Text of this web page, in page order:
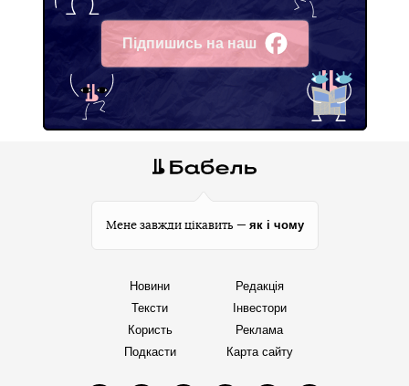
Підпишись на наш
Facebook
Мене завжди цікавить — як і чому
Новини
Тексти
Користь
Подкасти
Редакція
Інвестори
Реклама
Карта сайту